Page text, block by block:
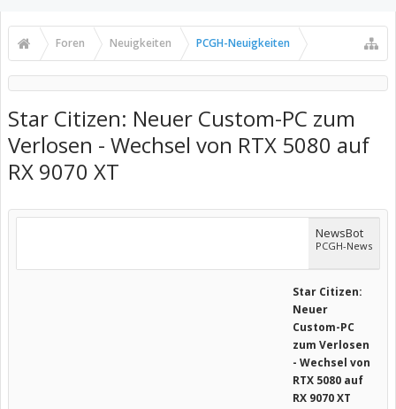
Foren Neuigkeiten PCGH-Neuigkeiten
Star Citizen: Neuer Custom-PC zum
Verlosen - Wechsel von RTX 5080 auf
RX 9070 XT
NewsBot
PCGH-News
Star Citizen:
Neuer
Custom-PC
zum Verlosen
- Wechsel von
RTX 5080 auf
RX 9070 XT